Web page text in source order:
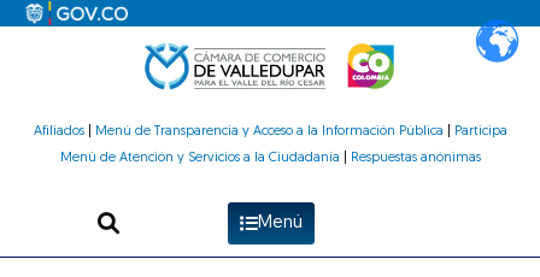
Afiliados| Menú de Transparencia y Acceso a la Información Pública
Participa
Menú de Atención y Servicios a la Ciudadanía
Respuestas anónimas
Menú